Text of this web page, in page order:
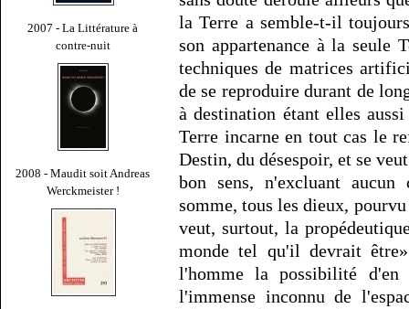
2007 - La Littérature à
contre-nuit
2008 - Maudit soit Andreas
Werckmeister !
la Terre a semble-t-il
son appartenance à la
techniques de matrices
de se reproduire durant de
à destination étant elles
Terre incarne en tout cas le
Destin, du désespoir, et se
bon sens, n'excluant aucun
somme, tous les dieux,
veut, surtout, la
monde tel qu'il devrait
l'homme la possibilité d'en
l'immense inconnu de